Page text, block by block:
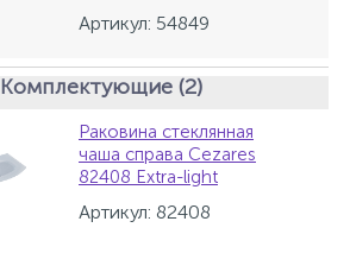
Артикул: 54849
Комплектующие (2)
Раковина стеклянная
чаша справа Cezares
82408 Extra-light
Артикул: 82408